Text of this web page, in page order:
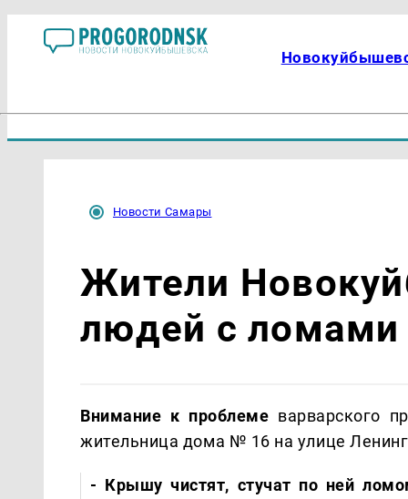
Новости Самары
Жители
людей с ломами
Внимание к проблеме варварского
жительница дома № 16 на улице
- Крышу чистят, стучат по ней